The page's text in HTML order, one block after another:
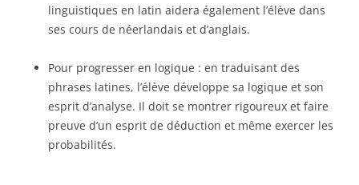
linguistiques en latin aidera également l’élève dans
ses cours de néerlandais et d’anglais.
Pour progresser en logique : en traduisant des
phrases latines, l’élève développe sa logique et son
esprit d’analyse. Il doit se montrer rigoureux et faire
preuve d’un esprit de déduction et même exercer les
probabilités.